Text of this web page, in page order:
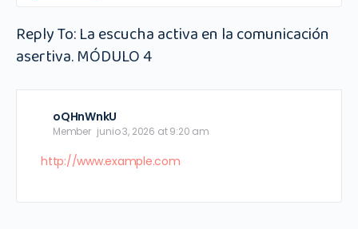
Reply To: La escucha activa en la comunicación
asertiva. MÓDULO 4
oQHnWnkU
Member junio 3, 2026 at 9:20 am
http://www.example.com